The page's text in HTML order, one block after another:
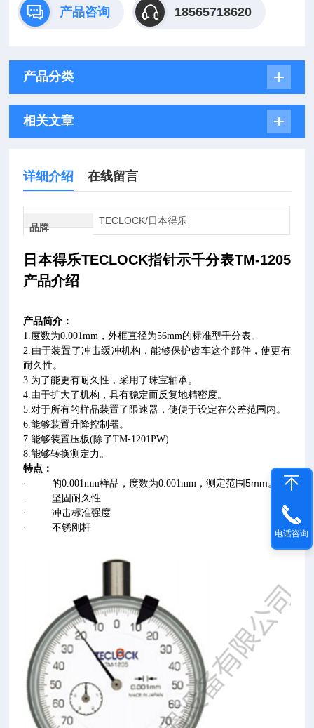
产品咨询 18565718620
产品分类
相关文章
详细介绍 在线留言
品牌
TECLOCK/日本得乐
日本得乐TECLOCK指针示千分表TM-1205
产品介绍
产品简介：
1.度数为0.001mm，外框直径为56mm的标准型千分表。
2.由于装置了冲击缓冲机构，能够保护齿车这个部件，使更有
耐久性。
3.为了能更有耐久性，采用了珠宝轴承。
4.由于扩大了机构，具有稳定而反复地精密度。
5.对于所有的样品装置了限速器，使便于设定在公差范围内。
6.能够装置升降控制器。
7.能够装置压板(除了TM-1201PW)
8.能够转换测定力。
特点：
· 的0.001mm样品，度数为0.001mm ，测定范围5mm。
· 坚固耐久性
·冲击标准强度
·不锈刚杆
电话咨询